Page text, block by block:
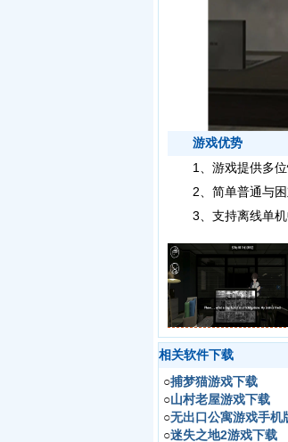
游戏优势
1、游戏提供多位
2、简单普通与困
3、支持离线单机
相关软件下载
○捕梦猫游戏下载
○山村老屋游戏下载
○无出口公寓游戏手机
○迷失之地2游戏下载